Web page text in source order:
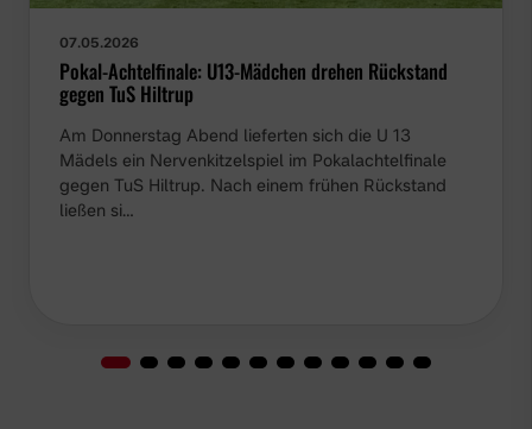
07.05.2026
Pokal-Achtelfinale: U13-Mädchen drehen Rückstand
gegen TuS Hiltrup
Am Donnerstag Abend lieferten sich die U 13
Mädels ein Nervenkitzelspiel im Pokalachtelfinale
gegen TuS Hiltrup. Nach einem frühen Rückstand
ließen si…